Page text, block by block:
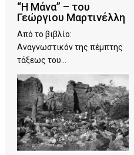
“Η Μάνα” – του
Γεώργιου Μαρτινέλλη
Από το βιβλίο:
Αναγνωστικόν της πέμπτης
τάξεως του...